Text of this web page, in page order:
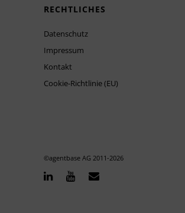
RECHTLICHES
Datenschutz
Impressum
Kontakt
Cookie-Richtlinie (EU)
©agentbase AG 2011-2026